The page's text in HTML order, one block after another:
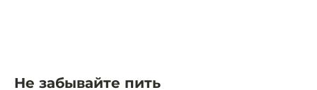
Не забывайте пить